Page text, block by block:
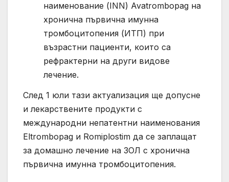
наименование (INN) Avatrombopag на
хронична първична имунна
тромбоцитопения (ИТП) при
възрастни пациенти, които са
рефрактерни на други видове
лечение.
След 1 юли тази актуализация ще допусне
и лекарствените продукти с
международни непатентни наименования
Eltrombopag и Romiplostim да се заплащат
за домашно лечение на ЗОЛ с хронична
първична имунна тромбоцитопения.